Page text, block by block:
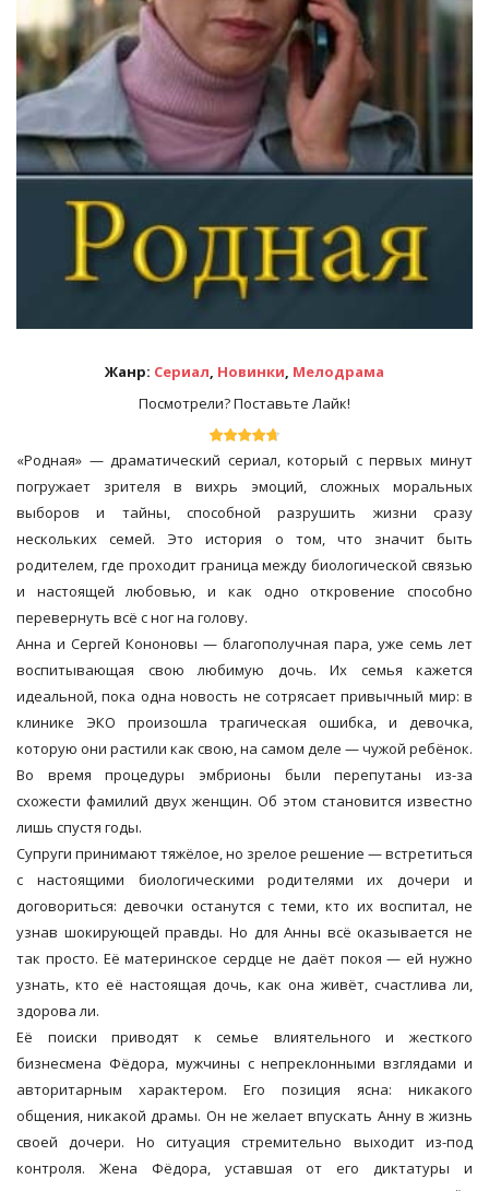
Жанр: Сериал, Новинки, Мелодрама
Посмотрели? Поставьте Лайк!
«Родная» — драматический сериал, который с первых минут
погружает зрителя в вихрь эмоций, сложных моральных
выборов и тайны, способной разрушить жизни сразу
нескольких семей. Это история о том, что значит быть
родителем, где проходит граница между биологической связью
и настоящей любовью, и как одно откровение способно
перевернуть всё с ног на голову.
Анна и Сергей Кононовы — благополучная пара, уже семь лет
воспитывающая свою любимую дочь. Их семья кажется
идеальной, пока одна новость не сотрясает привычный мир: в
клинике ЭКО произошла трагическая ошибка, и девочка,
которую они растили как свою, на самом деле — чужой ребёнок.
Во время процедуры эмбрионы были перепутаны из-за
схожести фамилий двух женщин. Об этом становится известно
лишь спустя годы.
Супруги принимают тяжёлое, но зрелое решение — встретиться
с настоящими биологическими родителями их дочери и
договориться: девочки останутся с теми, кто их воспитал, не
узнав шокирующей правды. Но для Анны всё оказывается не
так просто. Её материнское сердце не даёт покоя — ей нужно
узнать, кто её настоящая дочь, как она живёт, счастлива ли,
здорова ли.
Её поиски приводят к семье влиятельного и жесткого
бизнесмена Фёдора, мужчины с непреклонными взглядами и
авторитарным характером. Его позиция ясна: никакого
общения, никакой драмы. Он не желает впускать Анну в жизнь
своей дочери. Но ситуация стремительно выходит из-под
контроля. Жена Фёдора, уставшая от его диктатуры и